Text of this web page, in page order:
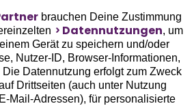
brauchen Deine Zustimmung
Datennutzungen, um
Gerät zu speichern und/oder
Nutzer-ID, Browser-Informationen,
Datennutzung erfolgt zum Zweck
Drittseiten (auch unter Nutzung
Mail-Adressen), für personalisierte